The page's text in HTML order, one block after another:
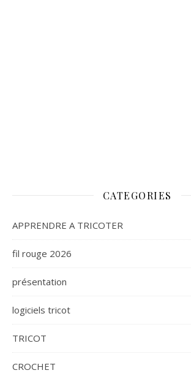
CATEGORIES
APPRENDRE A TRICOTER
fil rouge 2026
présentation
logiciels tricot
TRICOT
CROCHET